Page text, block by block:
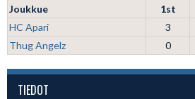
Joukkue 1st
HC Apari
3
Thug Angelz
0
TIEDOT